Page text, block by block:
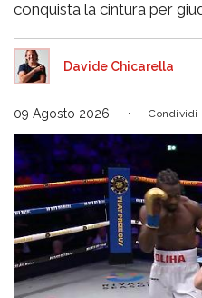
conquista la cintura per
Davide Chicarella
09 Agosto 2026 Condividi